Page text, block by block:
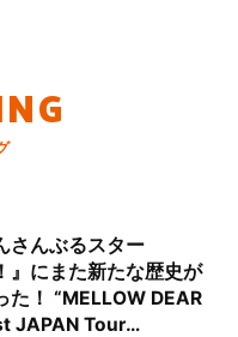
さんぶるスター
』にまた新たな歴史が
た！ “MELLOW DEAR
JAPAN Tour